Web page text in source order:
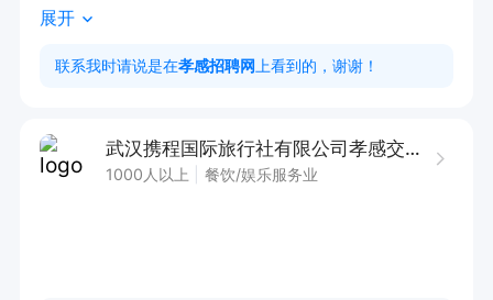
要做好衔接等服务工作）
展开
联系我时请说是在孝感招聘网 上看到的，谢谢！
武汉携程国际旅行社有限公司孝感交通路门市部
1000人以上 餐饮/娱乐服务业